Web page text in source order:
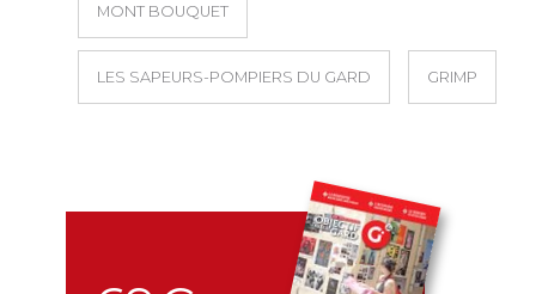
MONT BOUQUET
LES SAPEURS-POMPIERS DU GARD GRIMP